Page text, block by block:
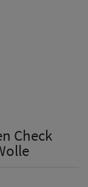
Check